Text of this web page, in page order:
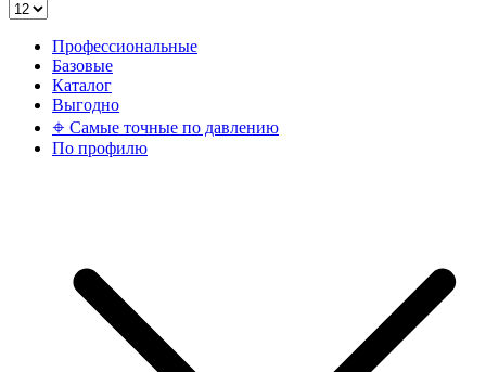
Профессиональные
Базовые
Каталог
Выгодно
𖦏 Самые точные по давлению
По профилю